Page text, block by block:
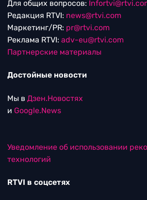
Для общих вопросов:
Редакция RTVI: news@rtvi.com
Маркетинг/PR: pr@rtvi.com
Реклама RTVI: adv-eu@rtvi.com
Партнерские материалы
Достойные новости
Мы в Дзен.Новостях
и Google.News
Уведомление об использовании
технологий
RTVI в соцсетях